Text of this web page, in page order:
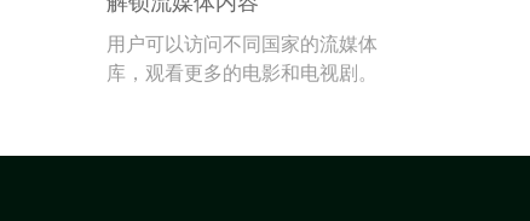
用户可以访问不同国家的流媒体
库，观看更多的电影和电视剧。